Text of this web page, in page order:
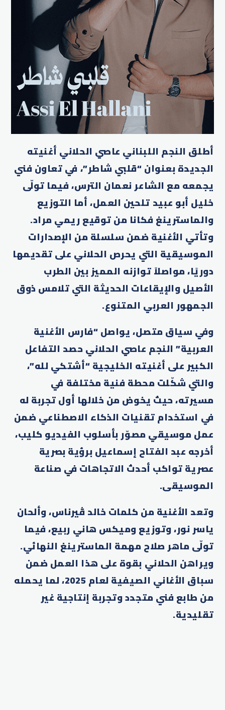
أطلق النجم اللبناني عاصي الحلاني أغنيته
الجديدة بعنوان “قلبي شاطر”، في تعاون فني
يجمعه مع الشاعر نعمان الترس، فيما تولّى
خليل أبو عبيد تلحين العمل، أما التوزيع
والماسترينغ فكانا من توقيع ريمي مراد.
وتأتي الأغنية ضمن سلسلة من الإصدارات
الموسيقية التي يحرص الحلاني على تقديمها
دوريًا، مواصلاً توازنه المميز بين الطرب
الأصيل والإيقاعات الحديثة التي تلامس ذوق
الجمهور العربي المتنوع.
وفي سياق متصل، يواصل “فارس الأغنية
العربية” النجم عاصي الحلاني حصد التفاعل
الكبير على أغنيته الخليجية “أشتكي لله”،
والتي شكّلت محطة فنية مختلفة في
مسيرته، حيث يخوض من خلالها أول تجربة له
في استخدام تقنيات الذكاء الاصطناعي ضمن
عمل موسيقي مصوّر بأسلوب الفيديو كليب،
أخرجه عبد الفتاح إسماعيل برؤية بصرية
عصرية تواكب أحدث الاتجاهات في صناعة
الموسيقى.
وتعد الأغنية من كلمات خالد ڤيرناس، وألحان
ياسر نور، وتوزيع وميكس هاني ربيع، فيما
تولّى ماهر صلاح مهمة الماسترينغ النهائي.
ويراهن الحلاني بقوة على هذا العمل ضمن
سباق الأغاني الصيفية لعام 2025، لما يحمله
من طابع فني متجدد وتجربة إنتاجية غير
تقليدية.